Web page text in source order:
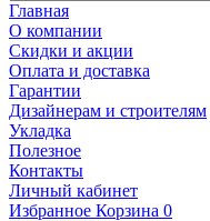
Главная
О компании
Скидки и акции
Оплата и доставка
Гарантии
Дизайнерам и строителям
Укладка
Полезное
Контакты
Личный кабинет
Избранное Корзина 0